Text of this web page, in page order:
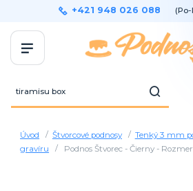
+421 948 026 088 (Po-
Úvod Štvorcové podnosy Tenký 3 mm
gravíru
Podnos Štvorec - Čierny -